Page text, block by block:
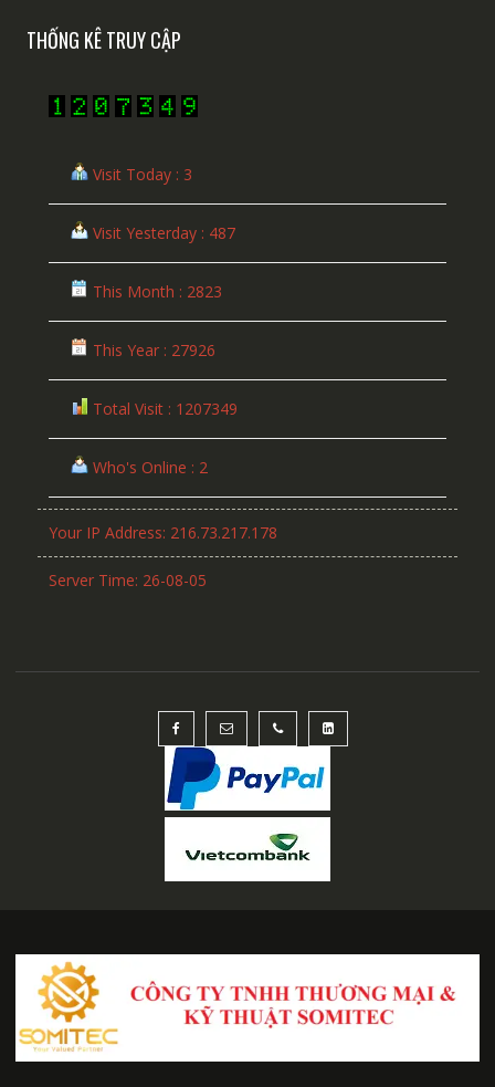
THỐNG KÊ TRUY CẬP
Visit Today : 3
Visit Yesterday : 487
This Month : 2823
This Year : 27926
Total Visit : 1207349
Who's Online : 2
Your IP Address: 216.73.217.178
Server Time: 26-08-05